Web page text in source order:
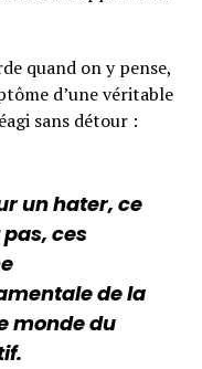
quand on y pense,
d’une véritable
sans détour :
un hater, ce
ces
de la
monde du